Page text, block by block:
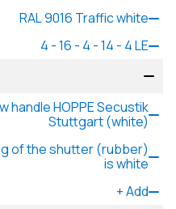
RAL 9016 Traffic white
4 - 16 - 4 - 14 - 4 LE
handle HOPPE Secustik
Stuttgart (white)
of the shutter (rubber)
is white
+Add